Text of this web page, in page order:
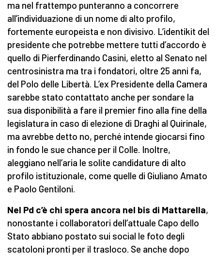
ma nel frattempo punteranno a concorrere
all’individuazione di un nome di alto profilo,
fortemente europeista e non divisivo. L’identikit del
presidente che potrebbe mettere tutti d’accordo è
quello di Pierferdinando Casini, eletto al Senato nel
centrosinistra ma tra i fondatori, oltre 25 anni fa,
del Polo delle Libertà. L’ex Presidente della Camera
sarebbe stato contattato anche per sondare la
sua disponibilità a fare il premier fino alla fine della
legislatura in caso di elezione di Draghi al Quirinale,
ma avrebbe detto no, perché intende giocarsi fino
in fondo le sue chance per il Colle. Inoltre,
aleggiano nell’aria le solite candidature di alto
profilo istituzionale, come quelle di Giuliano Amato
e Paolo Gentiloni.
Nel Pd c’è chi spera ancora nel bis di Mattarella,
nonostante i collaboratori dell’attuale Capo dello
Stato abbiano postato sui social le foto degli
scatoloni pronti per il trasloco. Se anche dopo